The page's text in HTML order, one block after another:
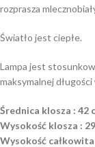
rozprasza
Światło jest ciepłe.
Lampa jest
maksymalnej długości
Średnica klosza : 42
Wysokość klosza :
Wysokość